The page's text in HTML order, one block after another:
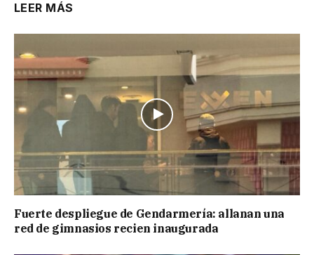
LEER MÁS
Fuerte despliegue de Gendarmería: allanan una
red de gimnasios recien inaugurada